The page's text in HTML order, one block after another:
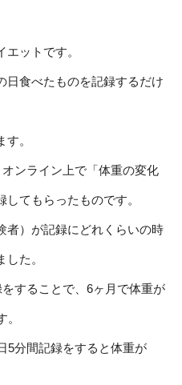
ットです。
日食べたものを記録するだけ
。
ンライン上で「体重の変化
てもらったものです。
者）が記録にどれくらいの時
た。
することで、6ヶ月で体重が
5分間記録をすると体重が